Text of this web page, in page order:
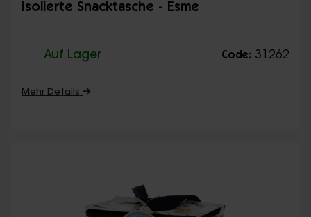
Isolierte Snacktasche - Esme
Auf Lager Code: 31262
Mehr Details